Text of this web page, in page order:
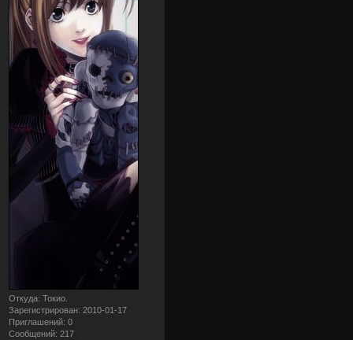
Откуда: Токио.
Зарегистрирован: 2010-01-17
Приглашений: 0
Сообщений: 217